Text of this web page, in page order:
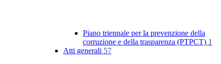
Piano triennale per la prevenzione della
corruzione e della trasparenza (PTPCT) 1
Atti generali 57